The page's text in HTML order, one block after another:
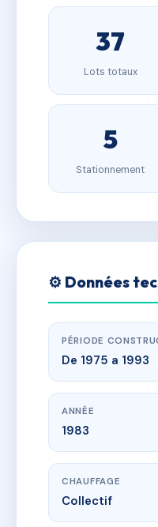
37
Lots totaux
5
Stationnement
⚙️ Données
PÉRIODE
De 1975 a 1993
ANNÉE
1983
CHAUFFAGE
Collectif